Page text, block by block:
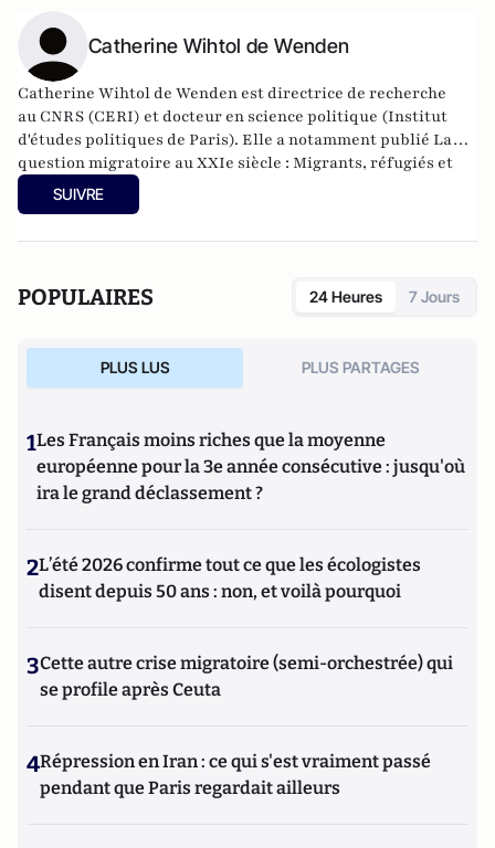
Catherine Wihtol de Wenden
Catherine Wihtol de Wenden est directrice de recherche
au CNRS (CERI) et docteur en science politique (Institut
d'études politiques de Paris). Elle a notamment publié La
question migratoire au XXIe siècle : Migrants, réfugiés et
relations internationales (Les Presses de Sciences Po -
2010).
SUIVRE
POPULAIRES 24 Heures 7 Jours
PLUS LUS PLUS PARTAGES
1Les Français moins riches que la moyenne
européenne pour la 3e année consécutive : jusqu'où
ira le grand déclassement ?
2L’été 2026 confirme tout ce que les écologistes
disent depuis 50 ans : non, et voilà pourquoi
3Cette autre crise migratoire (semi-orchestrée) qui
se profile après Ceuta
4Répression en Iran : ce qui s'est vraiment passé
pendant que Paris regardait ailleurs